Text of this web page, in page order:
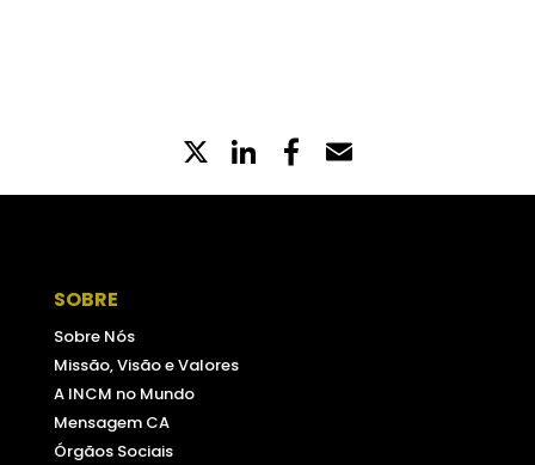
X LinkedIn
Partilhe
no
SOBRE
Sobre Nós
Missão, Visão e Valores
A INCM no Mundo
Mensagem CA
Órgãos Sociais